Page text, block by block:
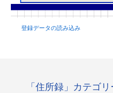
登録データの読み込み
「住所録」カテゴ